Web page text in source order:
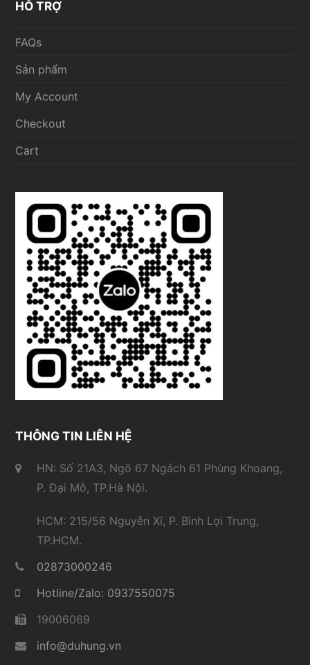
HỖ TRỢ
FAQs
Sản phẩm
My Account
Checkout
Cart
THÔNG TIN LIÊN HỆ
HN: Số 21A3, Ngõ 67 Ngách 61 Phùng Khoang,
P. Đại Mỗ, TP.Hà Nội.
HCM: 215/56 Nguyễn Xí, P. Bình Lợi Trung,
TP.HCM.
02873000246
Hotline/Zalo: 0937550075
19006069
info@duhung.vn